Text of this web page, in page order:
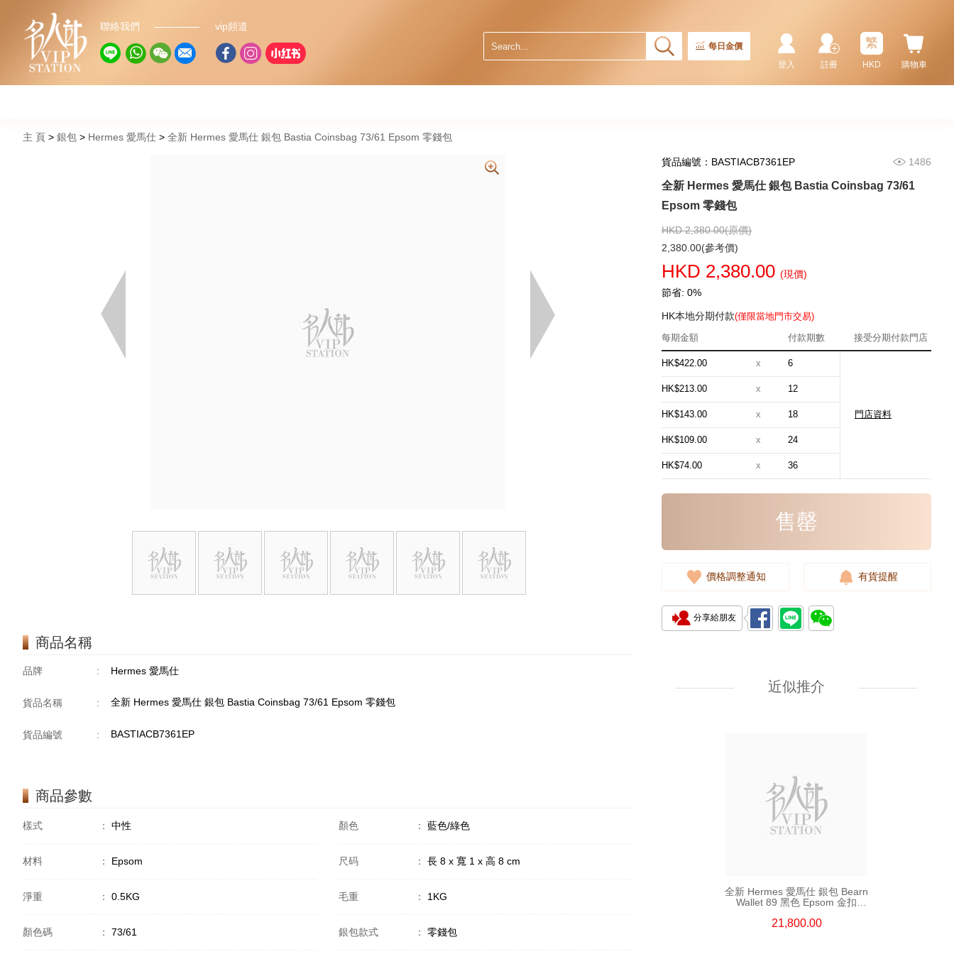
聯絡我們 vip頻道
每日金價
購物車
繁
HKD
註冊
登入
主 頁 銀包 Hermes 愛馬仕 全新 Hermes 愛馬仕 銀包 Bastia Coinsbag 73/61 Epsom 零錢包
商品名稱
品牌 : Hermes 愛馬仕
貨品名稱 : 全新 Hermes 愛馬仕 銀包 Bastia Coinsbag 73/61 Epsom 零錢包
貨品編號 : BASTIACB7361EP
商品參數
樣式 ： 中性 顏色 ： 藍色/綠色
材料 ： Epsom 尺码 ： 長 8 x 寬 1 x 高 8 cm
淨重 ： 0.5KG 毛重 ： 1KG
顏色碼 ： 73/61 銀包款式 ： 零錢包
貨品編號：BASTIACB7361EP 1486
全新 Hermes 愛馬仕 銀包 Bastia Coinsbag 73/61
Epsom 零錢包
HKD 2,380.00(原價)
2,380.00(參考價)
HKD 2,380.00 (現價)
節省: 0%
HK本地分期付款(僅限當地門市交易)
每期金額
付款期數 接受分期付款門店
HK$422.00 x 6
門店資料
HK$213.00 x 12
HK$143.00 x 18
HK$109.00 x 24
HK$74.00 x 36
售罄
價格調整通知 有貨提醒
分享給朋友
近似推介
全新 Hermes 愛馬仕 銀包 Porte-
Cartes Calvi 89 黑色 Epsom
全新 Hermes 愛馬仕 銀包 Roulis
短身抽帶款銀包
13,800.00
Evercolor 銀扣 短身鎖扣款銀包
19,800.00
全新 Hermes 愛馬仕 銀包 Bearn
Wallet 89 黑色 Epsom 金扣
21,800.00